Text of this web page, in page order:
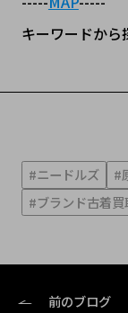
キーワードから
#ニードルズ #
#ブランド古着
前のブログ